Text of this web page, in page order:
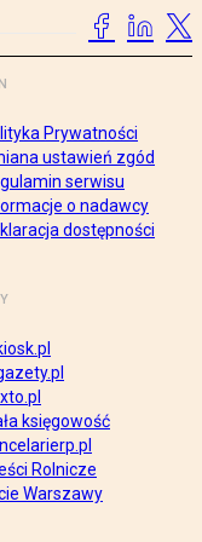
Prywatności
ustawień zgód
serwisu
o nadawcy
dostępności
księgowość
Rolnicze
Warszawy